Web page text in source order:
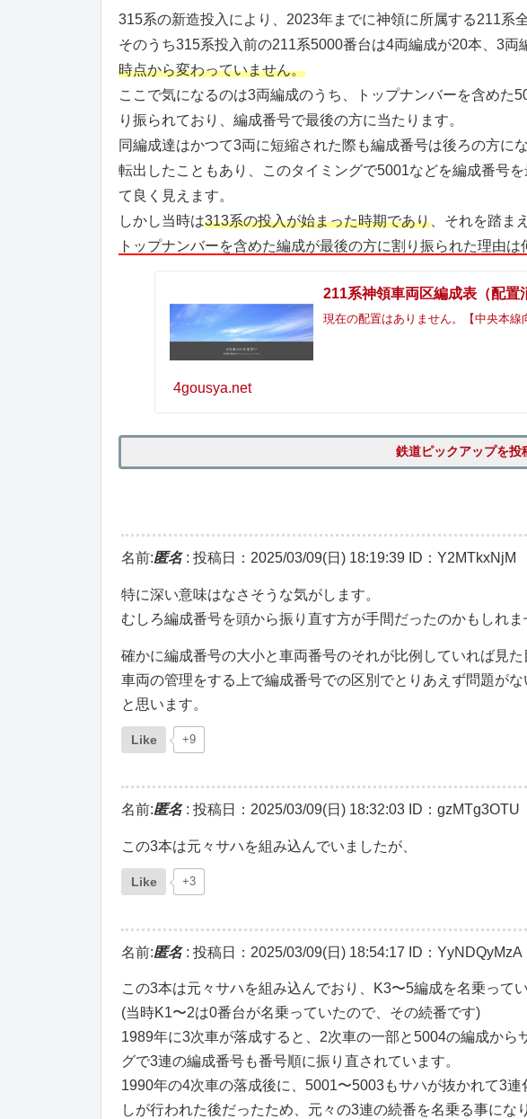
315系の新造投入により、2023年までに神領に所属する211系
そのうち315系投入前の211系5000番台は4両編成が20本、3両
時点から変わっていません。
ここで気になるのは3両編成のうち、トップナンバーを含めた
り振られており、編成番号で最後の方に当たります。
同編成達はかつて3両に短縮された際も編成番号は後ろの方に
転出したこともあり、このタイミングで5001などを編成番号
て良く見えます。
しかし当時は313系の投入が始まった時期であり 、それを踏ま
トップナンバーを含めた編成が最後の方に割り振られた理由
211系神領車両区編成表（配置
現在の配置はありません。【中央本線
4gousya.net
鉄道ピックアップを投
名前:匿名: 投稿日：2025/03/09(日) 18:19:39 ID：Y2MTkxNjM
特に深い意味はなさそうな気がします。
むしろ編成番号を頭から振り直す方が手間だったのかもしれま
確かに編成番号の大小と車両番号のそれが比例していれば見
車両の管理をする上で編成番号での区別でとりあえず問題が
と思います。
Like +9
名前:匿名: 投稿日：2025/03/09(日) 18:32:03 ID：gzMTg3OTU
この3本は元々サハを組み込んでいましたが、
Like +3
名前:匿名: 投稿日：2025/03/09(日) 18:54:17 ID：YyNDQyMzA
この3本は元々サハを組み込んでおり、K3〜5編成を名乗ってい
(当時K1〜2は0番台が名乗っていたので、その続番です)
1989年に3次車が落成すると、2次車の一部と5004の編成か
グで3連の編成番号も番号順に振り直されています。
1990年の4次車の落成後に、5001〜5003もサハが抜かれて3
しが行われた後だったため、元々の3連の続番を名乗る事にな